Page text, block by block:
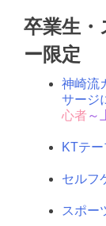
卒業生
ー限定
神崎流
サージ
心者～
KTテ
セルフ
スポー